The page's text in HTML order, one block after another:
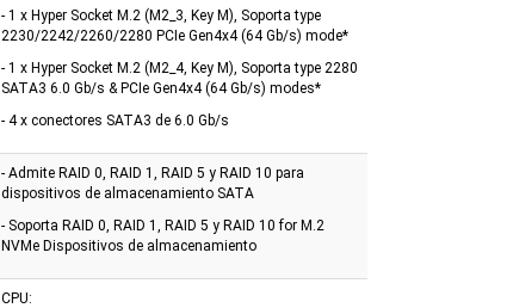
- 1 x Hyper Socket M.2 (M2_3, Key M), Soporta type
2230/2242/2260/2280 PCIe Gen4x4 (64 Gb/s) mode*
- 1 x Hyper Socket M.2 (M2_4, Key M), Soporta type 2280
SATA3 6.0 Gb/s & PCIe Gen4x4 (64 Gb/s) modes*
- 4 x conectores SATA3 de 6.0 Gb/s
- Admite RAID 0, RAID 1, RAID 5 y RAID 10 para
dispositivos de almacenamiento SATA
- Soporta RAID 0, RAID 1, RAID 5 y RAID 10 for M.2
NVMe Dispositivos de almacenamiento
CPU: